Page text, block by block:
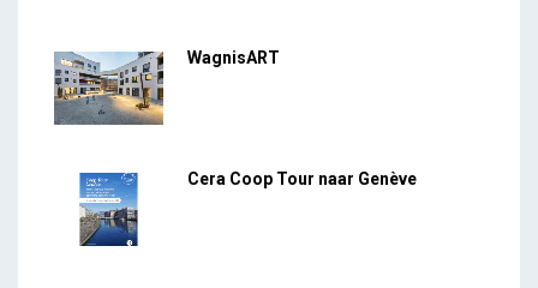
WagnisART
Cera Coop Tour naar Genève